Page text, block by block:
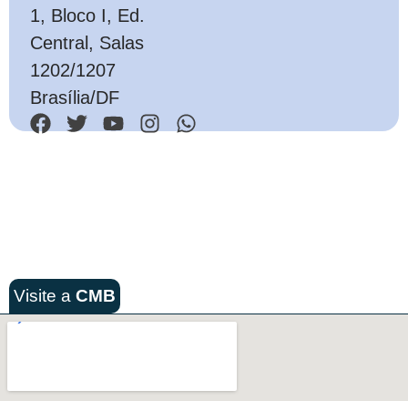
1, Bloco I, Ed.
Central, Salas
1202/1207
Brasília/DF
Visite a CMB